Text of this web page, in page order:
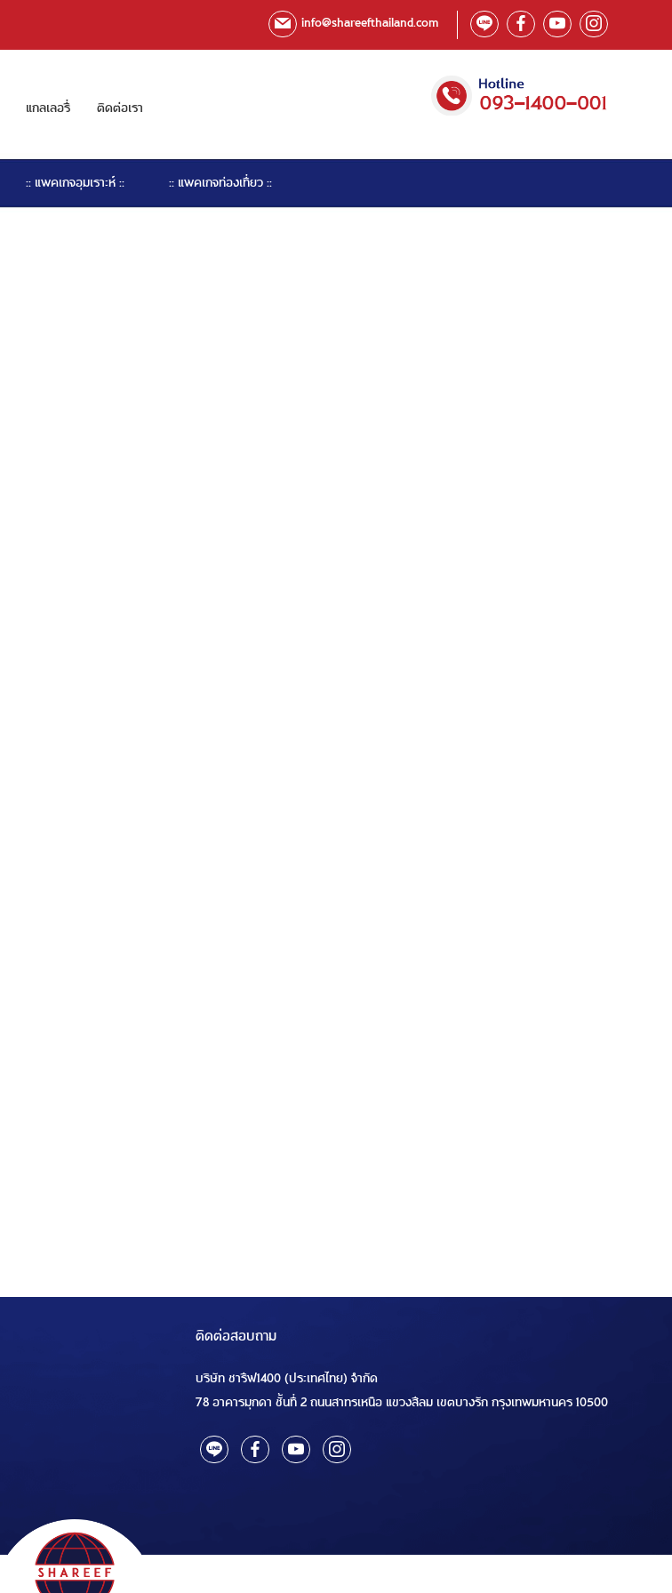
info@shareefthailand.com
แกลเลอรี่ ติดต่อเรา
:: แพคเกจอุมเราะห์ :: :: แพคเกจท่องเที่ยว ::
ติดต่อสอบถาม
บริษัท ชารีฟ1400 (ประเทศไทย) จำกัด
78 อาคารมุกดา ชั้นที่ 2 ถนนสาทรเหนือ แขวงสีลม เขตบางรัก กรุงเทพมหานคร 10500